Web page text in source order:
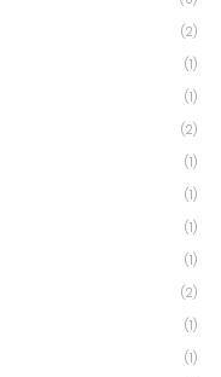
(2)
(1)
(1)
(2)
(1)
(1)
(1)
(1)
(2)
(1)
(1)